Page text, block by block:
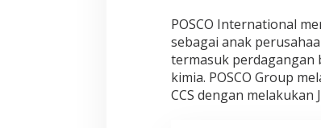
POSCO International
sebagai anak
termasuk perdagangan
kimia. POSCO Group
CCS dengan melakukan